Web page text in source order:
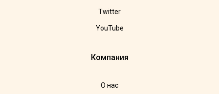
Twitter
YouTube
Компания
О нас